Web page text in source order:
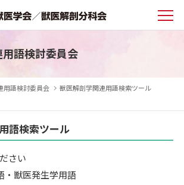
語検討委員会
用語検討委員会
獣医解剖学関連用語検索ツール
語検索ツール
さい
・獣医発生学用語